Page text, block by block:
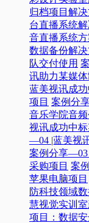
归档项目解
台直播系统
音直播系统
数据备份解
队交付使用
讯助力某媒
蓝美视讯成
项目 案例分
音乐学院音
视讯成功中
—04 |蓝美视
案例分享—03
采购项目 案
苹果电脑项目
防科技领域
慧视觉实训
项目：数据安